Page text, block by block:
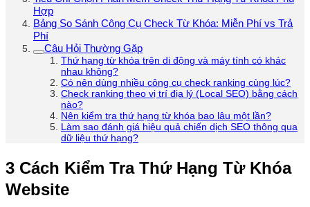
Hợp
Bảng So Sánh Công Cụ Check Từ Khóa: Miễn Phí vs Trả
Phí
Câu Hỏi Thường Gặp
Thứ hạng từ khóa trên di động và máy tính có khác
nhau không?
Có nên dùng nhiều công cụ check ranking cùng lúc?
Check ranking theo vị trí địa lý (Local SEO) bằng cách
nào?
Nên kiểm tra thứ hạng từ khóa bao lâu một lần?
Làm sao đánh giá hiệu quả chiến dịch SEO thông qua
dữ liệu thứ hạng?
3 Cách Kiểm Tra Thứ Hạng Từ Khóa
Website